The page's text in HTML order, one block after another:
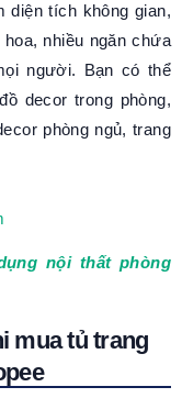
diện tích không gian,
nhiều ngăn chứa
người. Bạn có thể
decor trong phòng,
phòng ngủ, trang
nội thất phòng
mua tủ trang